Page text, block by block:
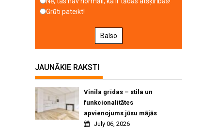
Grūti pateikt!
Balso
JAUNĀKIE RAKSTI
Vinila grīdas – stila un
funkcionalitātes
apvienojums jūsu mājās
July 06, 2026